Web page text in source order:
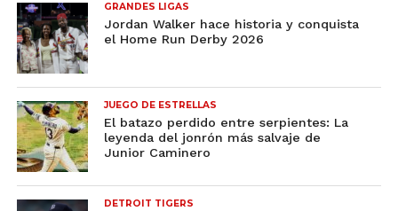
GRANDES LIGAS
Jordan Walker hace historia y conquista
el Home Run Derby 2026
JUEGO DE ESTRELLAS
El batazo perdido entre serpientes: La
leyenda del jonrón más salvaje de
Junior Caminero
DETROIT TIGERS